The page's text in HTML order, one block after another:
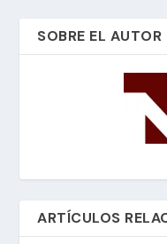
SOBRE EL AUTOR
ARTÍCULOS